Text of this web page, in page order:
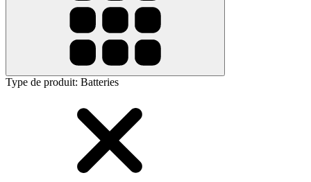
Type de produit: Batteries